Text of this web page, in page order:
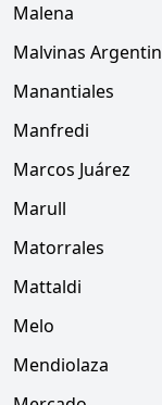
Malena
Malvinas
Manantiales
Manfredi
Marcos Juárez
Marull
Matorrales
Mattaldi
Melo
Mendiolaza